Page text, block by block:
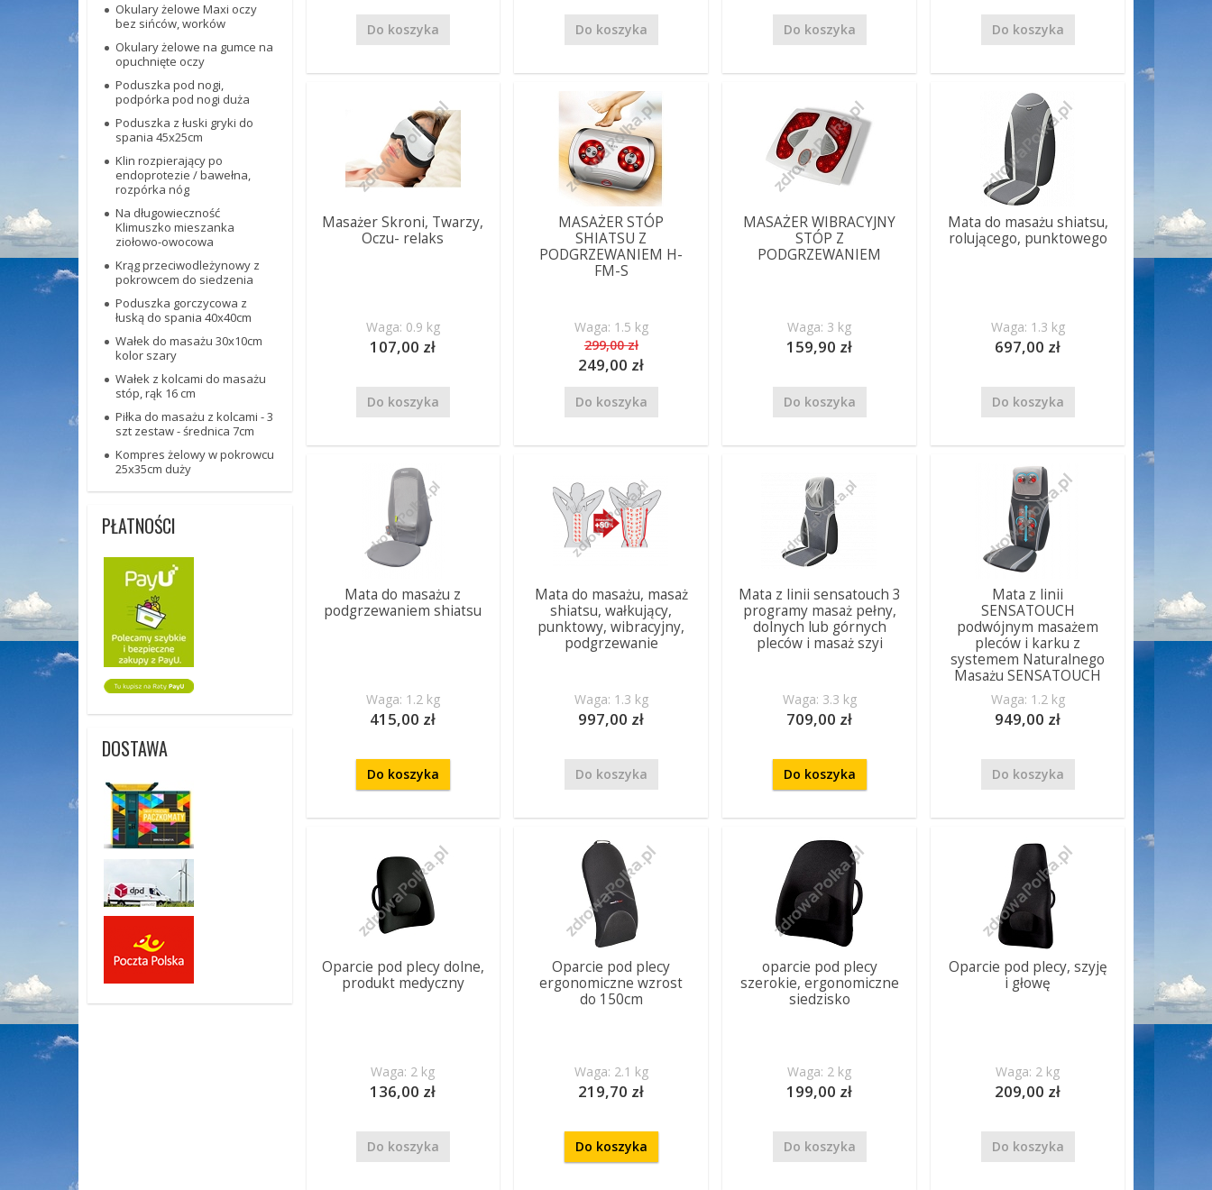
Do koszyka Do koszyka Do koszyka Do koszyka
Masażer Skroni, Twarzy,
Oczu- relaks
Waga: 0.9 kg
107,00 zł
Do koszyka
MASAŻER STÓP
SHIATSU Z
PODGRZEWANIEM H-
FM-S
Waga: 1.5 kg
299,00 zł
249,00 zł
Do koszyka
MASAŻER WIBRACYJNY
STÓP Z
PODGRZEWANIEM
Waga: 3 kg
159,90 zł
Do koszyka
Mata do masażu shiatsu,
rolującego, punktowego
Waga: 1.3 kg
697,00 zł
Do koszyka
Mata do masażu z
podgrzewaniem shiatsu
Waga: 1.2 kg
415,00 zł
Do koszyka
Mata do masażu, masaż
shiatsu, wałkujący,
punktowy, wibracyjny,
podgrzewanie
Waga: 1.3 kg
997,00 zł
Do koszyka
Mata z linii sensatouch 3
programy masaż pełny,
dolnych lub górnych
pleców i masaż szyi
Waga: 3.3 kg
709,00 zł
Do koszyka
Mata z linii
SENSATOUCH
podwójnym masażem
pleców i karku z
systemem Naturalnego
Masażu SENSATOUCH
Waga: 1.2 kg
949,00 zł
Do koszyka
Oparcie pod plecy dolne,
produkt medyczny
Waga: 2 kg
136,00 zł
Do koszyka
Oparcie pod plecy
ergonomiczne wzrost
do 150cm
Waga: 2.1 kg
219,70 zł
Do koszyka
oparcie pod plecy
szerokie, ergonomiczne
siedzisko
Waga: 2 kg
199,00 zł
Do koszyka
Oparcie pod plecy, szyję
i głowę
Waga: 2 kg
209,00 zł
Do koszyka
Okulary żelowe Maxi oczy
bez sińców, worków
Okulary żelowe na gumce na
opuchnięte oczy
Poduszka pod nogi,
podpórka pod nogi duża
Poduszka z łuski gryki do
spania 45x25cm
Klin rozpierający po
endoprotezie / bawełna,
rozpórka nóg
Na długowieczność
Klimuszko mieszanka
ziołowo-owocowa
Krąg przeciwodleżynowy z
pokrowcem do siedzenia
Poduszka gorczycowa z
łuską do spania 40x40cm
Wałek do masażu 30x10cm
kolor szary
Wałek z kolcami do masażu
stóp, rąk 16 cm
Piłka do masażu z kolcami - 3
szt zestaw - średnica 7cm
Kompres żelowy w pokrowcu
25x35cm duży
PŁATNOŚCI
DOSTAWA